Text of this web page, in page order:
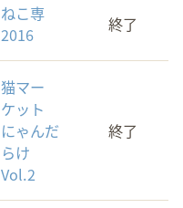
ねこ専
2016
終了
猫マー
ケット
にゃんだ
らけ
Vol.2
終了